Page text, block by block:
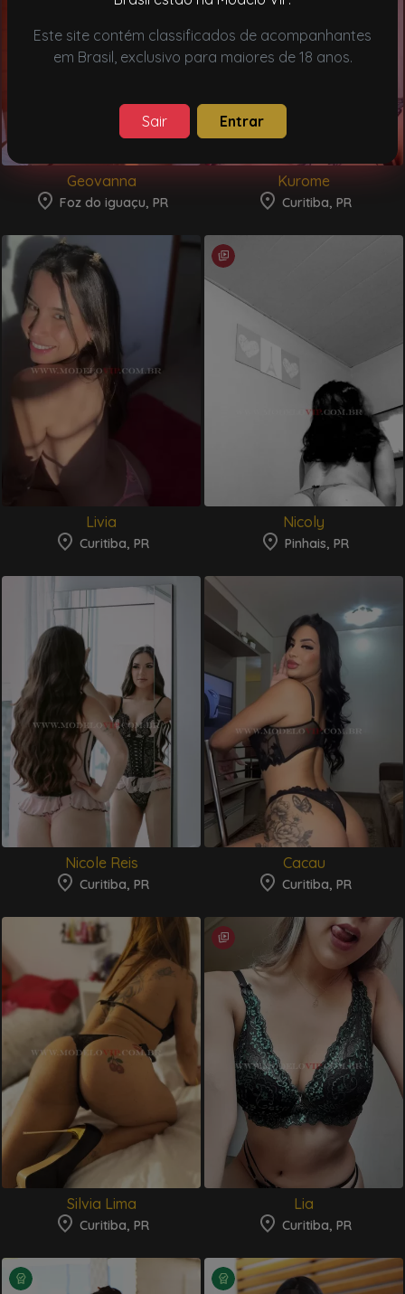
Geovanna
Foz do iguaçu, PR
Kurome
Curitiba, PR
Livia
Curitiba, PR
Nicoly
Pinhais, PR
Nicole Reis
Curitiba, PR
Cacau
Curitiba, PR
Silvia Lima
Curitiba, PR
Lia
Curitiba, PR
Este site contém classificados de acompanhantes
em Brasil, exclusivo para maiores de 18 anos.
Sair Entrar